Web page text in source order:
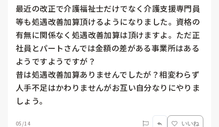
最近の改正で介護福祉士だけでなく介護支援専門員
等も処遇改善加算頂けるようになりました。資格の
有無に関係なく処遇改善加算は頂けますよ。ただ正
社員とパートさんでは金額の差がある事業所はある
ようですようですが？
昔は処遇改善加算ありませんでしたが？相変わらず
人手不足はかわりませんがお互い自分なりにやりま
05/14 いいね